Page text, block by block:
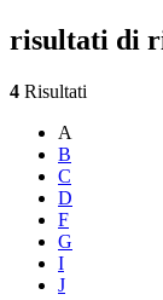
risultati di
4 Risultati
A
B
C
D
F
G
I
J